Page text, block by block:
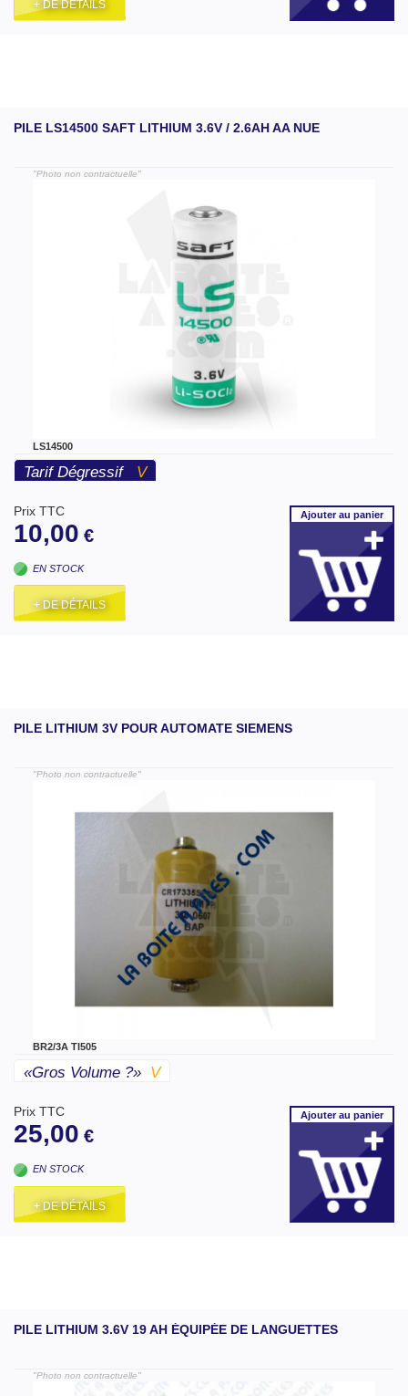
+ DE DÉTAILS
PILE LS14500 SAFT LITHIUM 3.6V / 2.6AH AA NUE
"Photo non contractuelle"
LS14500
Tarif Dégressif V
Prix TTC
10,00 €
EN STOCK
+ DE DÉTAILS
Ajouterau panier
PILE LITHIUM 3V POUR AUTOMATE SIEMENS
"Photo non contractuelle"
BR2/3A TI505
«gros Volume ?» V
Prix TTC
25,00 €
EN STOCK
+ DE DÉTAILS
Ajouterau panier
PILE LITHIUM 3.6V 19 AH ÉQUIPÉE DE LANGUETTES
"Photo non contractuelle"